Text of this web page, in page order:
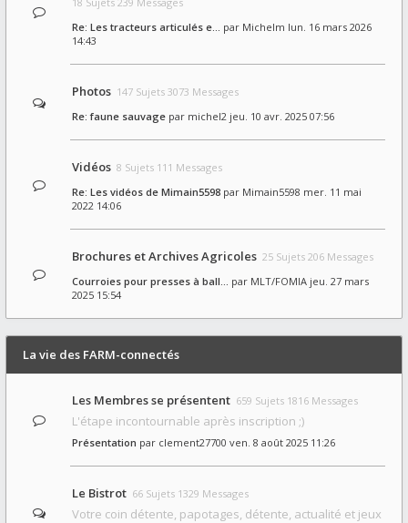
Re: Les tracteurs articulés e… par Michelm lun. 16 mars 2026
14:43
Photos 147 Sujets 3073 Messages
Re: faune sauvage par michel2 jeu. 10 avr. 2025 07:56
Vidéos 8 Sujets 111 Messages
Re: Les vidéos de Mimain5598 par Mimain5598 mer. 11 mai
2022 14:06
Brochures et Archives Agricoles 25 Sujets 206 Messages
Courroies pour presses à ball… par MLT/FOMIA jeu. 27 mars
2025 15:54
La vie des FARM-connectés
Les Membres se présentent 659 Sujets 1816 Messages
L'étape incontournable après inscription ;)
Présentation par clement27700 ven. 8 août 2025 11:26
Le Bistrot 66 Sujets 1329 Messages
Votre coin détente, papotages, détente, actualité et jeux